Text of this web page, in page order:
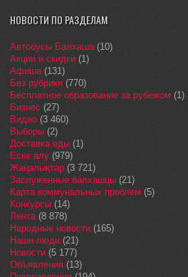
НОВОСТИ ПО РАЗДЕЛАМ
Автобусы Балхаша(10)
Акции и скидки (1)
Афиша(131)
Без рубрики (770)
Бесплатное образование за рубежом (1)
Бизнес (27)
Видео (3 460)
Выборы (2)
Доставка еды (1)
Еске алу (979)
Жаңалықтар (3 721)
Заслуженные балхашцы (21)
Карта коммунальных проблем (5)
Конкурсы (14)
Лента(8 878)
Народные новости (165)
Наши люди (21)
Новости (5 177)
Объявления (13)